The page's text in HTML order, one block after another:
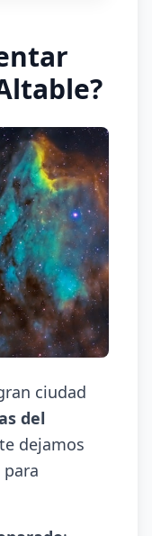
ciudad
del
dejamos